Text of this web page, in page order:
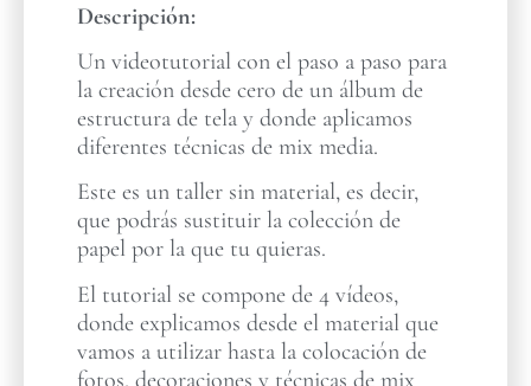
Descripción:
Un videotutorial con el paso a paso para
la creación desde cero de un álbum de
estructura de tela y donde aplicamos
diferentes técnicas de mix media.
Este es un taller sin material, es decir,
que podrás sustituir la colección de
papel por la que tu quieras.
El tutorial se compone de 4 vídeos,
donde explicamos desde el material que
vamos a utilizar hasta la colocación de
fotos, decoraciones y técnicas de mix